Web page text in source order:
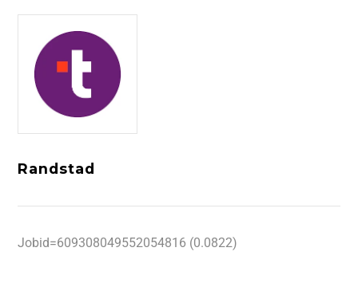
Randstad
Jobid=609308049552054816 (0.0822)